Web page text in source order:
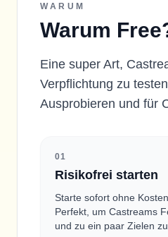
WARUM
Warum
Eine super Art,
Verpflichtung zu
Ausprobieren und für
01
Risikofrei starten
Starte sofort ohne
Perfekt, um Castreams
und zu ein paar Zielen